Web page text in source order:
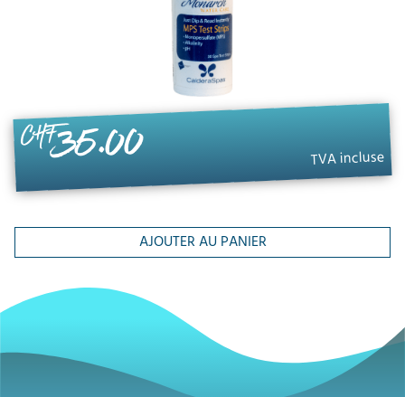
CHF35.00 TVA incluse
AJOUTER AU PANIER